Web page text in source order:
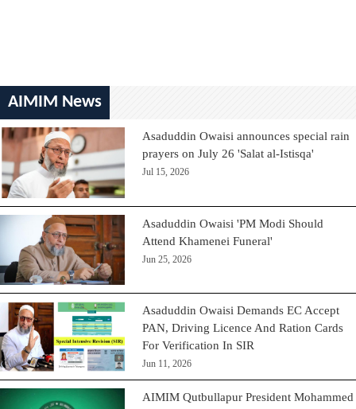
AIMIM News
Asaduddin Owaisi announces special rain
prayers on July 26 'Salat al-Istisqa'
Jul 15, 2026
Asaduddin Owaisi 'PM Modi Should
Attend Khamenei Funeral'
Jun 25, 2026
Asaduddin Owaisi Demands EC Accept
PAN, Driving Licence And Ration Cards
For Verification In SIR
Jun 11, 2026
AIMIM Qutbullapur President Mohammed